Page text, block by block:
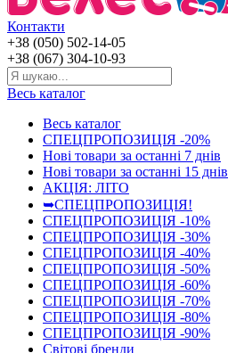
Контакти
+38 (050) 502-14-05
+38 (067) 304-10-93
Весь каталог
Весь каталог
СПЕЦПРОПОЗИЦІЯ -20%
Нові товари за останнi 7 днiв
Нові товари за останнi 15 днiв
АКЦІЯ: ЛІТО
➥СПЕЦПРОПОЗИЦІЯ!
СПЕЦПРОПОЗИЦІЯ -10%
СПЕЦПРОПОЗИЦІЯ -30%
СПЕЦПРОПОЗИЦІЯ -40%
СПЕЦПРОПОЗИЦІЯ -50%
СПЕЦПРОПОЗИЦІЯ -60%
СПЕЦПРОПОЗИЦІЯ -70%
СПЕЦПРОПОЗИЦІЯ -80%
СПЕЦПРОПОЗИЦІЯ -90%
Світові бренди